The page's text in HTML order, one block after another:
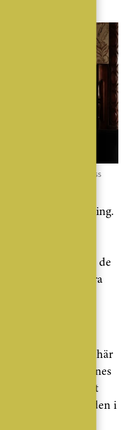
Vemdalen. Foto: Press
steg i sin utveckling.
Lundvall ny
Joakim
Tillsammans vill de
till det självklara
sälja bostad i
framåt. Den här
Sofie och hennes
steg i ett
bostadsmarknaden i